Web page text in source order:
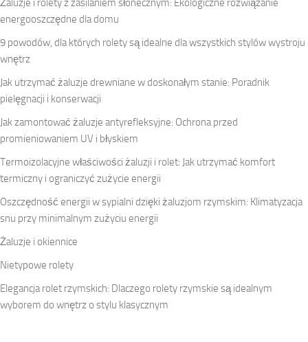
Żaluzje i rolety z zasilaniem słonecznym: Ekologiczne rozwiązanie
energooszczędne dla domu
9 powodów, dla których rolety są idealne dla wszystkich stylów wystroju
wnętrz
Jak utrzymać żaluzje drewniane w doskonałym stanie: Poradnik
pielęgnacji i konserwacji
Jak zamontować żaluzje antyrefleksyjne: Ochrona przed
promieniowaniem UV i błyskiem
Termoizolacyjne właściwości żaluzji i rolet: Jak utrzymać komfort
termiczny i ograniczyć zużycie energii
Oszczędność energii w sypialni dzięki żaluzjom rzymskim: Klimatyzacja
snu przy minimalnym zużyciu energii
Żaluzje i okiennice
Nietypowe rolety
Elegancja rolet rzymskich: Dlaczego rolety rzymskie są idealnym
wyborem do wnętrz o stylu klasycznym